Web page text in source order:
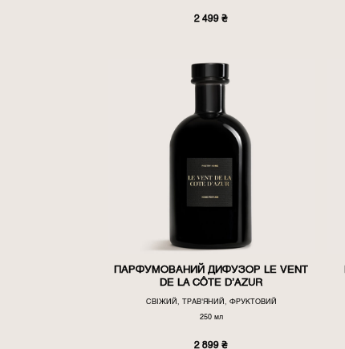
2 499₴
ПАРФУМОВАНИЙ ДИФУЗОР LE VENT
DE LA CÔTE D’AZUR
СВІЖИЙ, ТРАВ'ЯНИЙ, ФРУКТОВИЙ
250 мл
2 899₴